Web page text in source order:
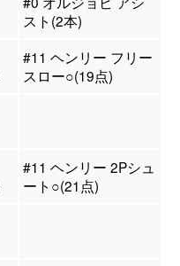
スト(2本)
#11 ヘンリー フリー
スロー○(19点)
#11 ヘンリー 2Pシュ
ート○(21点)